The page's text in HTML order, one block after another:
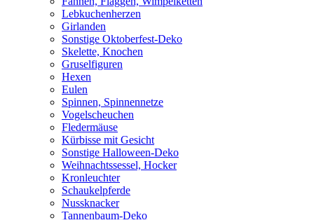
Lebkuchenherzen
Girlanden
Sonstige Oktoberfest-Deko
Skelette, Knochen
Gruselfiguren
Hexen
Eulen
Spinnen, Spinnennetze
Vogelscheuchen
Fledermäuse
Kürbisse mit Gesicht
Sonstige Halloween-Deko
Weihnachtssessel, Hocker
Kronleuchter
Schaukelpferde
Nussknacker
Tannenbaum-Deko